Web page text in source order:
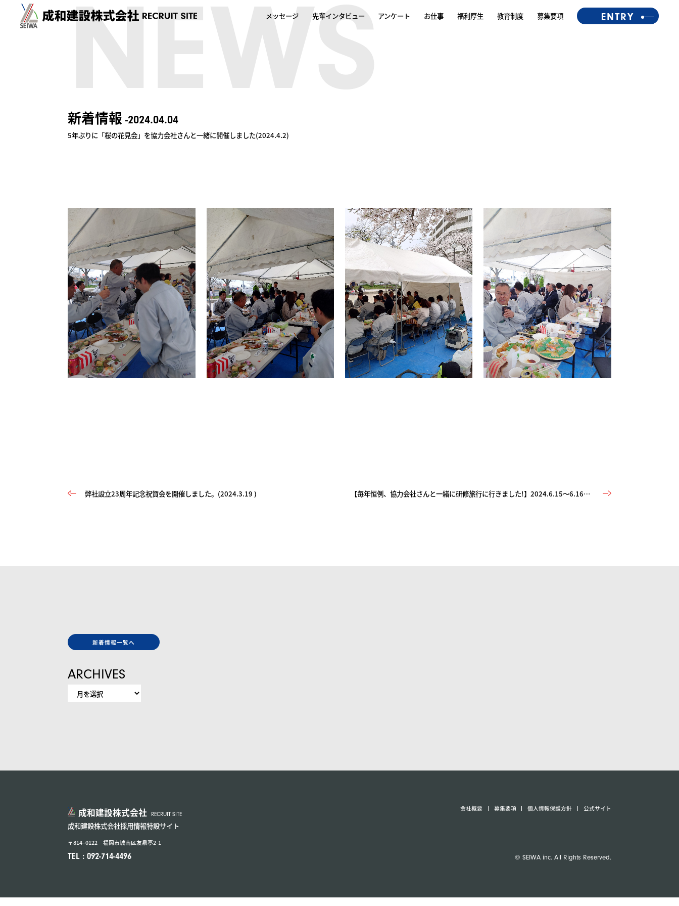
メッセージ 先輩インタビュー アンケート お仕事 福利厚生 教育制度 募集要項 ENTRY
NEWS
新着情報-2024.04.04
5年ぶりに「桜の花見会」を協力会社さんと一緒に開催しました(2024.4.2)
弊社設立23周年記念祝賀会を開催しました。(2024.3.19 ) 【毎年恒例、協力会社さんと一緒に研修旅行に行きました!】2024.6.15～6.16 熊本・天草コース
新着情報一覧へ
ARCHIVES
成和建設株式会社 RECRUIT SITE
成和建設株式会社採用情報特設サイト
〒814−0122 福岡市城南区友泉亭2-1
TEL : 092-714-4496
会社概要 募集要項 個人情報保護方針 公式サイト
© SEIWA inc. All Rights Reserved.